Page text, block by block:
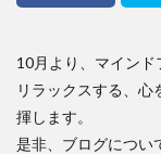
10月より、マインド
リラックスする、
揮します。
是非、ブログについ